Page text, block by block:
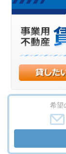
希望